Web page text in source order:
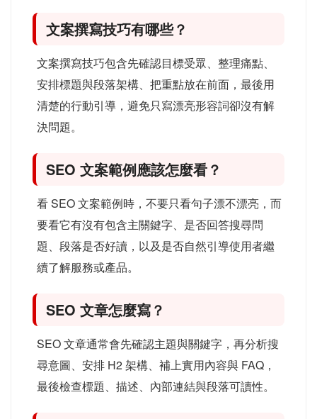
文案撰寫技巧有哪些？
文案撰寫技巧包含先確認目標受眾、整理痛點、
安排標題與段落架構、把重點放在前面，最後用
清楚的行動引導，避免只寫漂亮形容詞卻沒有解
決問題。
SEO 文案範例應該怎麼看？
看 SEO 文案範例時，不要只看句子漂不漂亮，而
要看它有沒有包含主關鍵字、是否回答搜尋問
題、段落是否好讀，以及是否自然引導使用者繼
續了解服務或產品。
SEO 文章怎麼寫？
SEO 文章通常會先確認主題與關鍵字，再分析搜
尋意圖、安排 H2 架構、補上實用內容與 FAQ，
最後檢查標題、描述、內部連結與段落可讀性。